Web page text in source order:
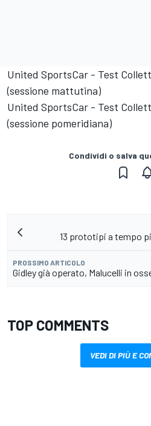
United SportsCar - Test
(sessione mattutina)
United SportsCar - Test
(sessione pomeridiana)
Condividi o salva
13 prototipi a tempo
PROSSIMO ARTICOLO
Gidley già operato, Malucelli in
TOP COMMENTS
VEDI DI PIÙ E